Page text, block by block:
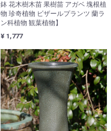
鉢 花木樹木苗 果樹苗 アガベ 塊根植
物 珍奇植物 ビザールプランツ 蘭ラ
ン科植物 観葉植物】
¥ 1,777